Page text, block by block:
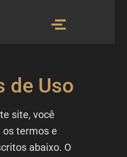
de Uso
site, você
os termos e
abaixo. O